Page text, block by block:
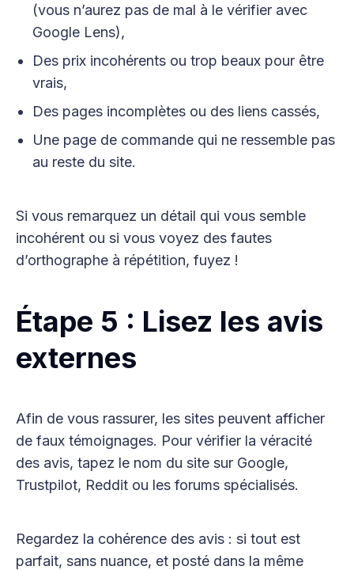
(vous n’aurez pas de mal à le vérifier avec
Google Lens),
Des prix incohérents ou trop beaux pour être
vrais,
Des pages incomplètes ou des liens cassés,
Une page de commande qui ne ressemble pas
au reste du site.
Si vous remarquez un détail qui vous semble
incohérent ou si vous voyez des fautes
d’orthographe à répétition, fuyez !
Étape 5 : Lisez les avis
externes
Afin de vous rassurer, les sites peuvent afficher
de faux témoignages. Pour vérifier la véracité
des avis, tapez le nom du site sur Google,
Trustpilot, Reddit ou les forums spécialisés.
Regardez la cohérence des avis : si tout est
parfait, sans nuance, et posté dans la même